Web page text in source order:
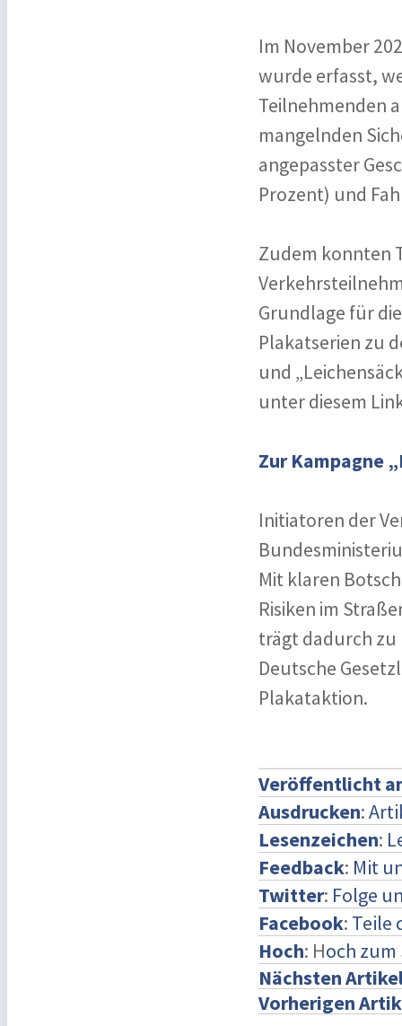
Im November
wurde erfasst,
Teilnehmenden
mangelnden
angepasster
Prozent) und
Zudem konnten
Grundlage für
Plakatserien zu
und
unter diesem
Zur Kampagne
Initiatoren der
Mit klaren
Risiken im
trägt dadurch zu
Deutsche
Plakataktion.
Veröffentlicht
Ausdrucken:
Lesenzeichen:
Feedback: Mit
Twitter: Folge
Facebook: Teile
Hoch: Hoch
Nächsten
Vorherigen